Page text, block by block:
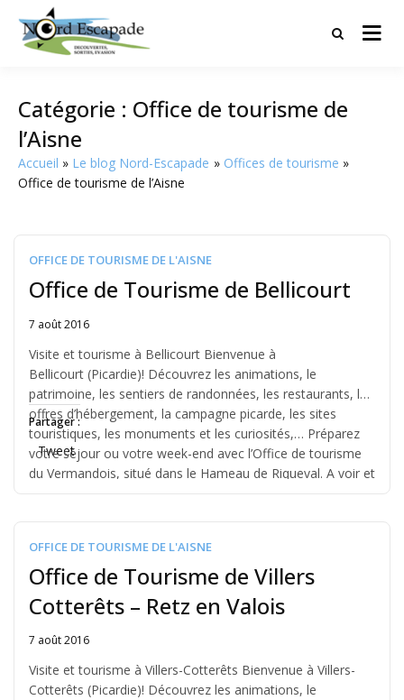
Tourisme et randonnées en Hauts
Catégorie : Office de tourisme de
l’Aisne
Accueil Le blog Nord-Escapade
Offices de tourisme
Office de tourisme de l’Aisne
OFFICE DE TOURISME DE L'AISNE
Office de Tourisme de Bellicourt
Written
Jérémie
7 août 2016
Visite et tourisme à Bellicourt Bienvenue à
Bellicourt (Picardie)! Découvrez les animations, le
patrimoine, les sentiers de randonnées, les restaurants, les
offres d’hébergement, la campagne picarde, les sites
touristiques, les monuments et les curiosités,… Préparez
votre séjour ou votre week-end avec l’Office de tourisme
du Vermandois, situé dans le Hameau de Riqueval. A voir et
Partager :
Tweet
OFFICE DE TOURISME DE L'AISNE
Office de Tourisme de Villers
Cotterêts – Retz en Valois
Written
Jérémie
7 août 2016
Visite et tourisme à Villers-Cotterêts Bienvenue à Villers-
Cotterêts (Picardie)! Découvrez les animations, le